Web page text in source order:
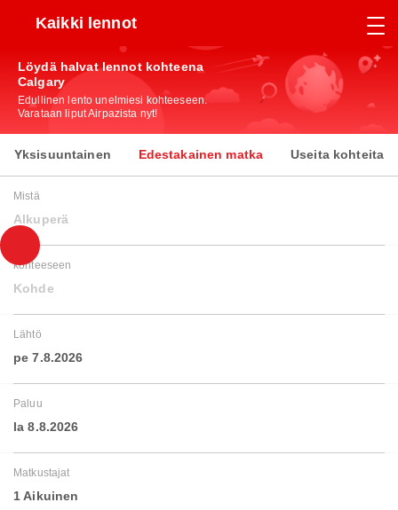
Kaikki lennot
Löydä halvat lennot kohteena
Calgary
Edullinen lento unelmiesi kohteeseen.
Varataan liput Airpazista nyt!
Yksisuuntainen Edestakainen matka Useita kohteita
Mistä
Alkuperä
kohteeseen
Kohde
Lähtö
pe 7.8.2026
Paluu
la 8.8.2026
Matkustajat
1 Aikuinen